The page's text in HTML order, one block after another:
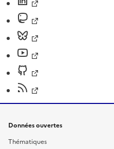
Données ouvertes
Thématiques